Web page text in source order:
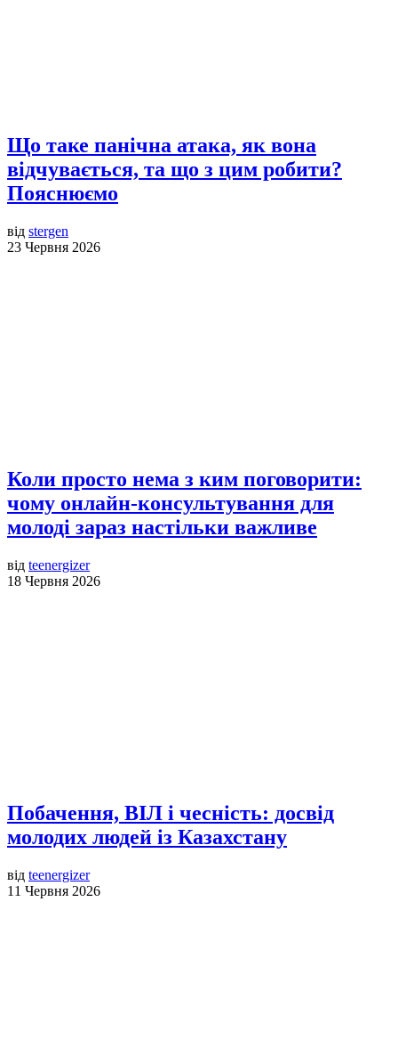
Що таке панічна атака, як вона
відчувається, та що з цим робити?
Пояснюємо
від stergen
23 Червня 2026
Коли просто нема з ким поговорити:
чому онлайн-консультування для
молоді зараз настільки важливе
від teenergizer
18 Червня 2026
Побачення, ВІЛ і чесність: досвід
молодих людей із Казахстану
від teenergizer
11 Червня 2026